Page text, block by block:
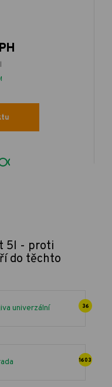
5l - proti
do těchto
univerzální 36
1603